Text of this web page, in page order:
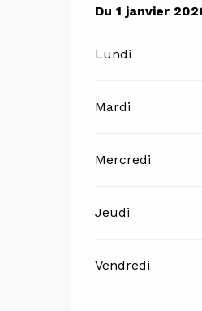
Du 1 janvier
Du 1 janvier
Lundi
Mardi
Mercredi
Jeudi
Vendredi